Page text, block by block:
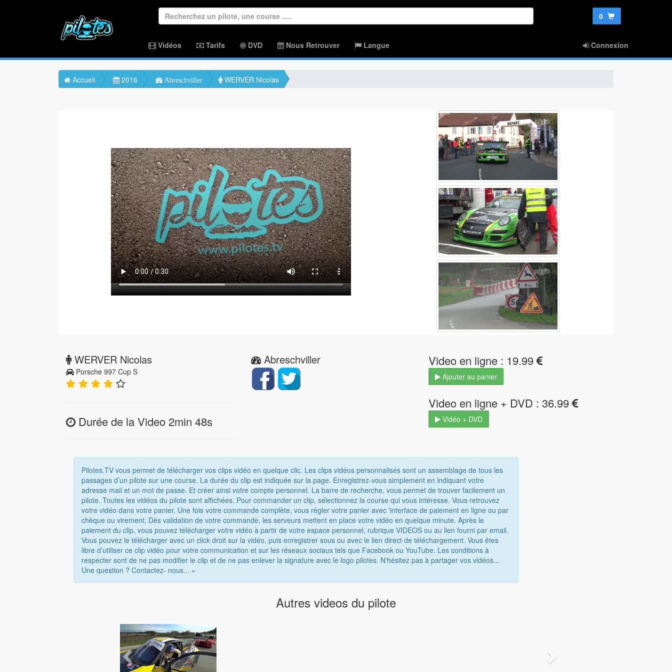
0
Vidéos Tarifs DVD Nous Retrouver Langue Connexion
Accueil 2016 Abreschviller WERVER Nicolas
WERVER Nicolas
Porsche 997 Cup S
Durée de la Video 2min 48s
Abreschviller Video en ligne : 19.99
Ajouter au panier
Video en ligne + DVD : 36.99
Vidéo + DVD
Pilotes.TV vous permet de télécharger vos clips vidéo en quelque clic. Les clips vidéos personnalisés sont un assemblage de tous les
passages d’un pilote sur une course. La durée du clip est indiquée sur la page. Enregistrez-vous simplement en indiquant votre
adresse mail et un mot de passe. Et créer ainsi votre compte personnel. La barre de recherche, vous permet de trouver facilement un
pilote. Toutes les vidéos du pilote sont affichées. Pour commander un clip, sélectionnez la course qui vous intéresse. Vous retrouvez
votre vidéo dans votre panier. Une fois votre commande complète, vous régler votre panier avec 'interface de paiement en ligne ou par
chèque ou virement. Dès validation de votre commande, les serveurs mettent en place votre vidéo en quelque minute. Après le
paiement du clip, vous pouvez télécharger votre vidéo à partir de votre espace personnel, rubrique VIDEOS ou au lien fourni par email.
Vous pouvez le télécharger avec un click droit sur la vidéo, puis enregistrer sous ou avec le lien direct de téléchargement. Vous êtes
libre d’utiliser ce clip vidéo pour votre communication et sur les réseaux sociaux tels que Facebook ou YouTube. Les conditions à
respecter sont de ne pas modifier le clip et de ne pas enlever la signature avec le logo pilotes. N'hésitez pas à partager vos vidéos...
Une question ? Contactez- nous... »
Autres videos du pilote